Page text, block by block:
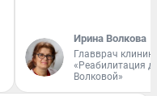
Ирина Волкова
Главврач
«Реабилитация
Волковой»